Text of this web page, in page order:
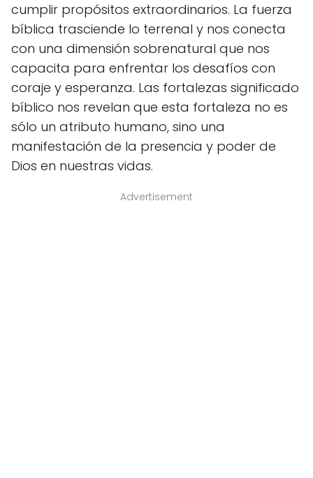
cumplir propósitos extraordinarios. La fuerza
bíblica trasciende lo terrenal y nos conecta
con una dimensión sobrenatural que nos
capacita para enfrentar los desafíos con
coraje y esperanza. Las fortalezas significado
bíblico nos revelan que esta fortaleza no es
sólo un atributo humano, sino una
manifestación de la presencia y poder de
Dios en nuestras vidas.
Advertisement